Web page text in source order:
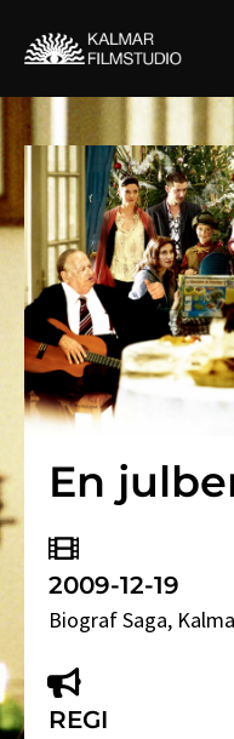
En
2009-12-19
Biograf Saga,
REGI